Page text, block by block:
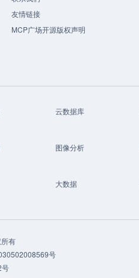
友情链接
MCP广场开源版权声明
云数据库
图像分析
大数据
有
号
号